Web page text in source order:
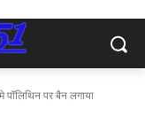
पर बैन लगाया